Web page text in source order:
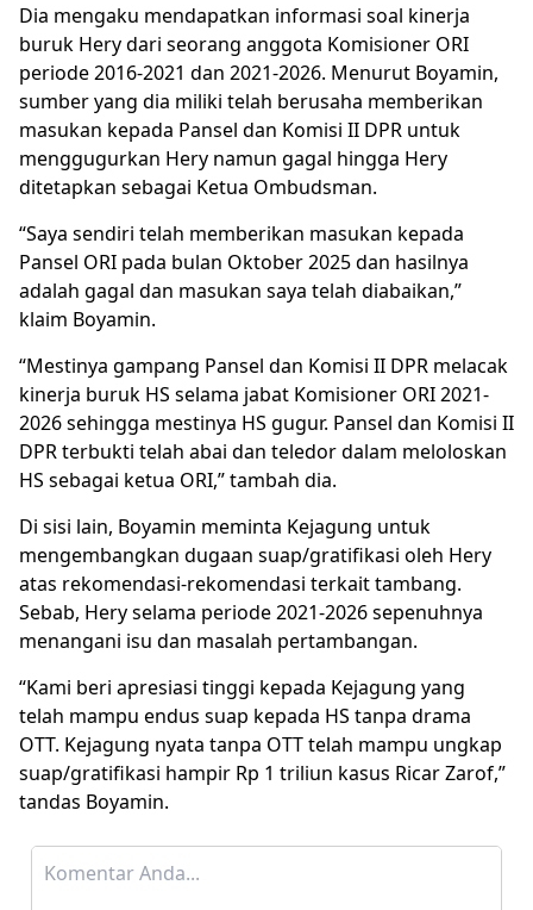
Dia mengaku mendapatkan informasi soal kinerja
buruk Hery dari seorang anggota Komisioner ORI
periode 2016-2021 dan 2021-2026. Menurut Boyamin,
sumber yang dia miliki telah berusaha memberikan
masukan kepada Pansel dan Komisi II DPR untuk
menggugurkan Hery namun gagal hingga Hery
ditetapkan sebagai Ketua Ombudsman.
“Saya sendiri telah memberikan masukan kepada
Pansel ORI pada bulan Oktober 2025 dan hasilnya
adalah gagal dan masukan saya telah diabaikan,”
klaim Boyamin.
“Mestinya gampang Pansel dan Komisi II DPR melacak
kinerja buruk HS selama jabat Komisioner ORI 2021-
2026 sehingga mestinya HS gugur. Pansel dan Komisi II
DPR terbukti telah abai dan teledor dalam meloloskan
HS sebagai ketua ORI,” tambah dia.
Di sisi lain, Boyamin meminta Kejagung untuk
mengembangkan dugaan suap/gratifikasi oleh Hery
atas rekomendasi-rekomendasi terkait tambang.
Sebab, Hery selama periode 2021-2026 sepenuhnya
menangani isu dan masalah pertambangan.
“Kami beri apresiasi tinggi kepada Kejagung yang
telah mampu endus suap kepada HS tanpa drama
OTT. Kejagung nyata tanpa OTT telah mampu ungkap
suap/gratifikasi hampir Rp 1 triliun kasus Ricar Zarof,”
tandas Boyamin.